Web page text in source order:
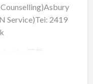
Service)Tei: 2419
下載